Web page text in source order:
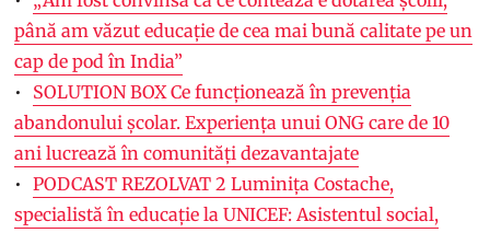
până am văzut educație de cea mai bună calitate pe un
cap de pod în India”
SOLUTION BOX Ce funcționează în prevenția
abandonului școlar. Experiența unui ONG care de 10
ani lucrează în comunități dezavantajate
PODCAST REZOLVAT 2 Luminița Costache,
specialistă în educație la UNICEF: Asistentul social,